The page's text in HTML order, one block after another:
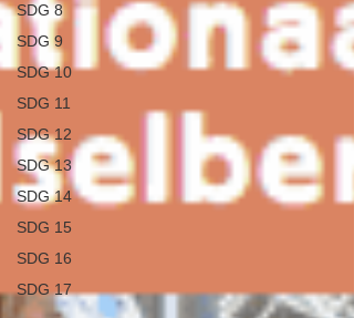
SDG 8
SDG 9
SDG 10
SDG 11
SDG 12
SDG 13
SDG 14
SDG 15
SDG 16
SDG 17